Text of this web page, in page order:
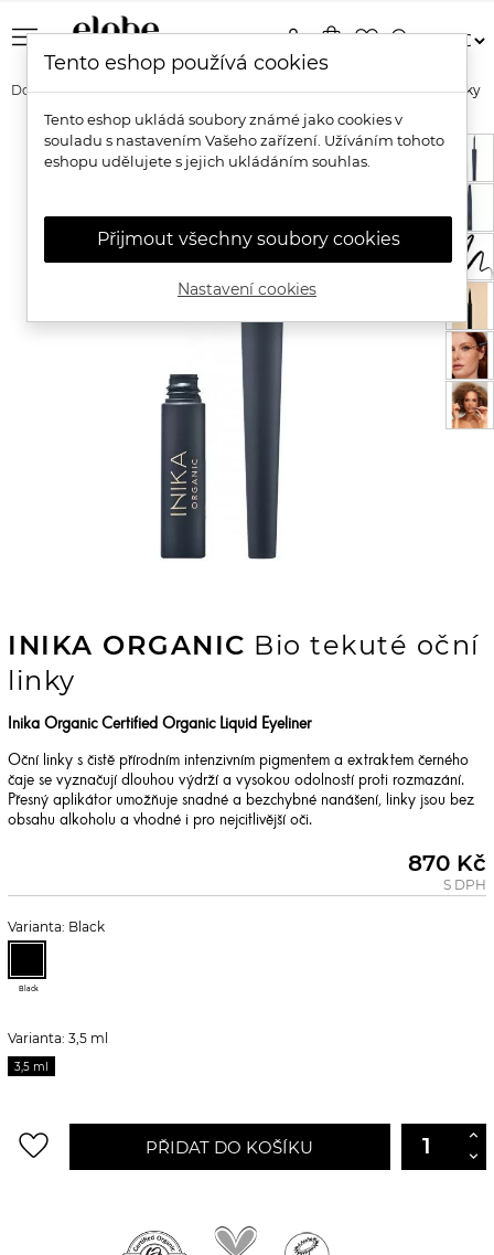
menu shopping_bagfavorite_bordersearch
person
Domů Značky Inika Organic Inika Organic Bio tekuté oční linky
INIKA ORGANIC Bio tekuté oční
linky
Inika Organic Certified Organic Liquid Eyeliner
Oční linky s čistě přírodním intenzivním pigmentem a extraktem černého
čaje se vyznačují dlouhou výdrží a vysokou odolností proti rozmazání.
Přesný aplikátor umožňuje snadné a bezchybné nanášení, linky jsou bez
obsahu alkoholu a vhodné i pro nejcitlivější oči.
870 Kč
S DPH
Varianta: Black
Black
Varianta: 3,5 ml
3,5 ml
favorite_border PŘIDAT DO KOŠÍKU
Tento eshop používá cookies
Tento eshop ukládá soubory známé jako cookies v
souladu s nastavením Vašeho zařízení. Užíváním tohoto
eshopu udělujete s jejich ukládáním souhlas.
Přijmout všechny soubory cookies
Nastavení cookies